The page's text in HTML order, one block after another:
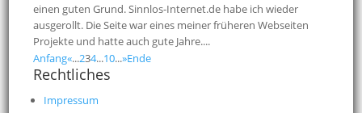
einen guten Grund. Sinnlos-Internet.de habe ich wieder
ausgerollt. Die Seite war eines meiner früheren Webseiten
Projekte und hatte auch gute Jahre....
Anfang«...234...10...»Ende
Rechtliches
Impressum